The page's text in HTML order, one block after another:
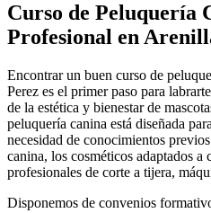
Curso de Peluquería
Profesional en
Encontrar un buen curso de
Perez es el primer paso para
de la estética y bienestar de
peluquería canina está diseñada
necesidad de conocimientos
canina, los cosméticos adaptados a
profesionales de corte a tijera,
Disponemos de convenios